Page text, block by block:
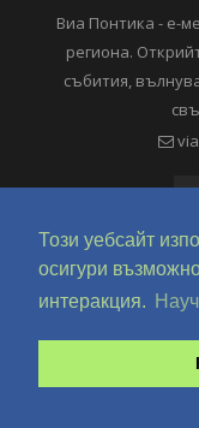
Този уебсайт
осигури
интеракция.
Виа Понтика - е-
региона.
събития,
Copyright © 2018-